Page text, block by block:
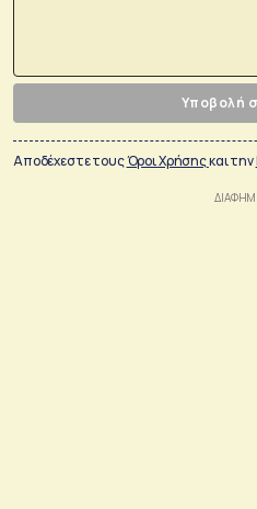
Υποβολή
Αποδέχεστε τουςΌροι Χρήσηςκαι την